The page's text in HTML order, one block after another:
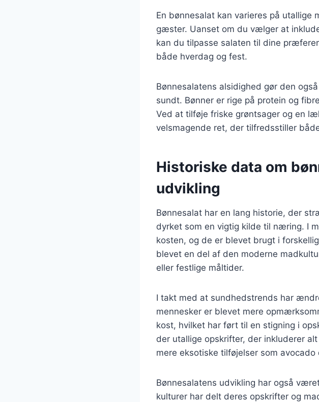
En bønnesalat kan varieres på utallige
gæster. Uanset om du vælger at
kan du tilpasse salaten til dine
både hverdag og fest.
Bønnesalatens alsidighed gør den
sundt. Bønner er rige på protein og
Ved at tilføje friske grøntsager og en
velsmagende ret, der tilfredsstiller
Historiske data om
udvikling
Bønnesalat har en lang historie, der
dyrket som en vigtig kilde til næring. I
kosten, og de er blevet brugt i
blevet en del af den moderne
eller festlige måltider.
I takt med at sundhedstrends har
mennesker er blevet mere
kost, hvilket har ført til en stigning i
der utallige opskrifter, der inkluderer
mere eksotiske tilføjelser som avocado
Bønnesalatens udvikling har også
kulturer har delt deres opskrifter og